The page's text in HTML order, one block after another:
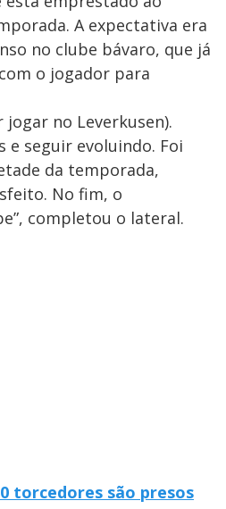
A expectativa era
no clube bávaro, que já
o jogador para
jogar no Leverkusen).
e seguir evoluindo. Foi
da temporada,
No fim, o
completou o lateral.
torcedores são presos